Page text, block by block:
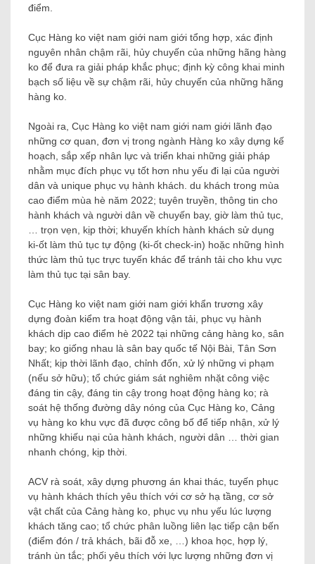
điểm.
Cục Hàng ko việt nam giới nam giới tổng hợp, xác định
nguyên nhân chậm rãi, hủy chuyến của những hãng hàng
ko để đưa ra giải pháp khắc phục; định kỳ công khai minh
bạch số liệu về sự chậm rãi, hủy chuyến của những hãng
hàng ko.
Ngoài ra, Cục Hàng ko việt nam giới nam giới lãnh đạo
những cơ quan, đơn vị trong ngành Hàng ko xây dựng kế
hoạch, sắp xếp nhân lực và triển khai những giải pháp
nhằm mục đích phục vụ tốt hơn nhu yếu đi lại của người
dân và unique phục vụ hành khách. du khách trong mùa
cao điểm mùa hè năm 2022; tuyên truyền, thông tin cho
hành khách và người dân về chuyến bay, giờ làm thủ tục,
… trọn vẹn, kịp thời; khuyến khích hành khách sử dụng
ki-ốt làm thủ tục tự động (ki-ốt check-in) hoặc những hình
thức làm thủ tục trực tuyến khác để tránh tải cho khu vực
làm thủ tục tại sân bay.
Cục Hàng ko việt nam giới nam giới khẩn trương xây
dựng đoàn kiểm tra hoạt động vận tải, phục vụ hành
khách dịp cao điểm hè 2022 tại những cảng hàng ko, sân
bay; ko giống nhau là sân bay quốc tế Nội Bài, Tân Sơn
Nhất; kịp thời lãnh đạo, chỉnh đốn, xử lý những vi phạm
(nếu sở hữu); tổ chức giám sát nghiêm nhặt công việc
đáng tin cậy, đáng tin cậy trong hoạt động hàng ko; rà
soát hệ thống đường dây nóng của Cục Hàng ko, Cảng
vụ hàng ko khu vực đã được công bố để tiếp nhận, xử lý
những khiếu nại của hành khách, người dân … thời gian
nhanh chóng, kịp thời.
ACV rà soát, xây dựng phương án khai thác, tuyến phục
vụ hành khách thích yêu thích với cơ sở hạ tầng, cơ sở
vật chất của Cảng hàng ko, phục vụ nhu yếu lúc lượng
khách tăng cao; tổ chức phân luồng liên lạc tiếp cận bến
(điểm đón / trả khách, bãi đỗ xe, …) khoa học, hợp lý,
tránh ùn tắc; phối yêu thích với lực lượng những đơn vị